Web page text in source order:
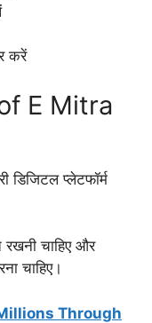
करें
E Mitra
डिजिटल प्लेटफॉर्म
रखनी चाहिए और
चाहिए।
Through